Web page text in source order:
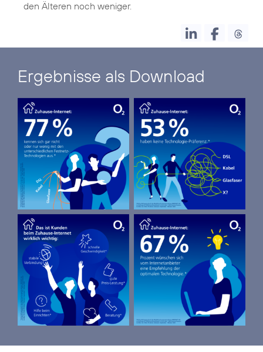
Ergebnisse als Download